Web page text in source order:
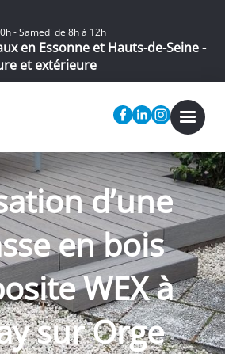
- Samedi de 8h à 12h
en Essonne et Hauts-de-Seine -
et extérieure
d’une
en bois
WEX à
sur Orge